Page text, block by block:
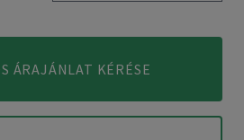
ÁRAJÁNLAT KÉRÉSE